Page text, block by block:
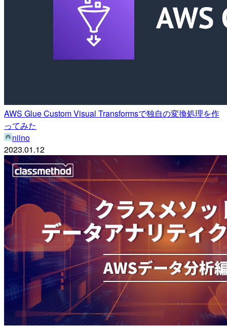
AWS Glue Custom Visual Transformsで独自の変換処理を作
ってみた
niino
2023.01.12